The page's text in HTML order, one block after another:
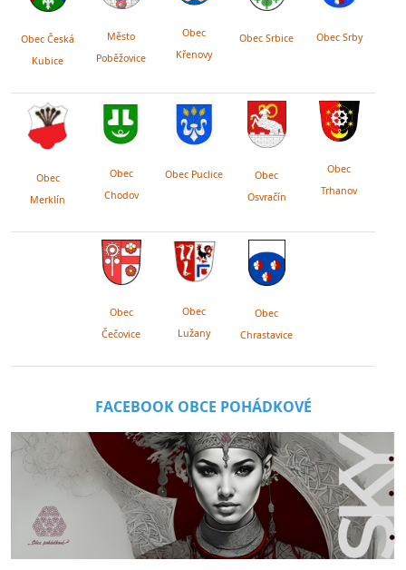
Obec Česká
Kubice
Město
Poběžovice
Obec
Křenovy
Obec Srbice Obec Srby
Obec
Merklín
Obec
Chodov
Obec Puclice
Obec
Osvračín
Obec
Trhanov
Obec
Čečovice
Obec
Lužany
Obec
Chrastavice
FACEBOOK OBCE POHÁDKOVÉ